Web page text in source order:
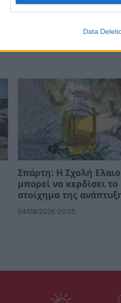
Data
Ψηφιακό Δελτίο
και τα ελαιοτριβεία
06/08/2026 10:58
Σπάρτη: Η Σχολή
μπορεί να κερδίσει το
στοίχημα της
04/08/2026 09:05